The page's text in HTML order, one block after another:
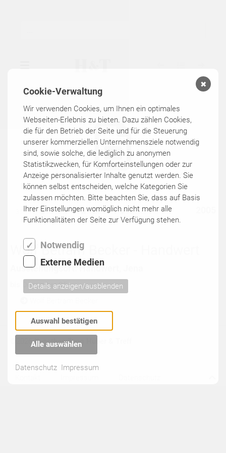
GALERIE
AUSSTELLUNGEN
KÜNSTLER
KATALOGE
KONTAKT
357 outdoor Malerei Weimar
Wolf Betram Becker - Handwert
Ausstellungsort: Handwert, Jena
bis Dezember 05
©2026Kunsthandlung Huber & Treff
Cookie-Verwaltung
Wir verwenden Cookies, um Ihnen ein optimales
Webseiten-Erlebnis zu bieten. Dazu zählen Cookies,
die für den Betrieb der Seite und für die Steuerung
unserer kommerziellen Unternehmensziele notwendig
sind, sowie solche, die lediglich zu anonymen
Statistikzwecken, für Komforteinstellungen oder zur
Anzeige personalisierter Inhalte genutzt werden. Sie
können selbst entscheiden, welche Kategorien Sie
zulassen möchten. Bitte beachten Sie, dass auf Basis
Ihrer Einstellungen womöglich nicht mehr alle
Funktionalitäten der Seite zur Verfügung stehen.
Notwendig
Externe Medien
Details anzeigen/ausblenden
Auswahl bestätigen
Alle auswählen
Datenschutz Impressum
✖